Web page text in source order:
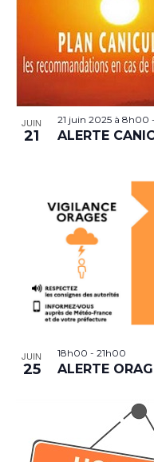
JUIN
21
21 juin 2025 à 8h00 -
ALERTE
JUIN
25
18h00 - 21h00
ALERTE